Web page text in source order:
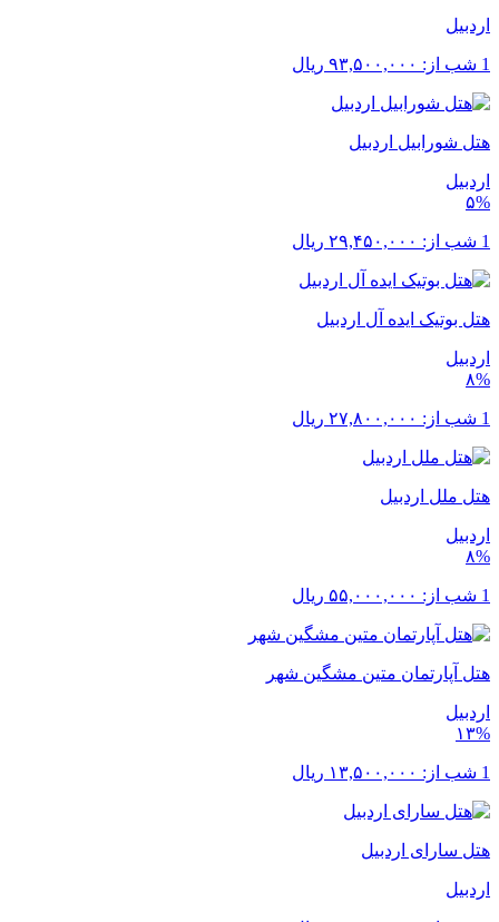
اردبیل
1 شب از: ۹۳,۵۰۰,۰۰۰ ریال
هتل شورابیل اردبیل
اردبیل
۵%
1 شب از: ۲۹,۴۵۰,۰۰۰ ریال
هتل بوتیک ایده آل اردبیل
اردبیل
۸%
1 شب از: ۲۷,۸۰۰,۰۰۰ ریال
هتل ملل اردبیل
اردبیل
۸%
1 شب از: ۵۵,۰۰۰,۰۰۰ ریال
هتل آپارتمان متین مشگین شهر
اردبیل
۱۳%
1 شب از: ۱۳,۵۰۰,۰۰۰ ریال
هتل سارای اردبیل
اردبیل